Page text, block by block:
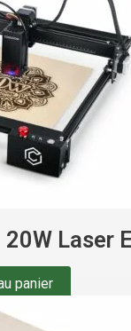
Laser
panier